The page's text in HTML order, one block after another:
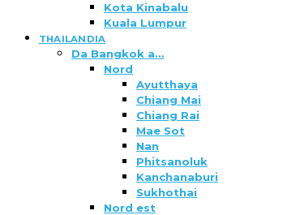
Kota Kinabalu
Kuala Lumpur
THAILANDIA
Da Bangkok a…
Nord
Ayutthaya
Chiang Mai
Chiang Rai
Mae Sot
Nan
Phitsanoluk
Kanchanaburi
Sukhothai
Nord est